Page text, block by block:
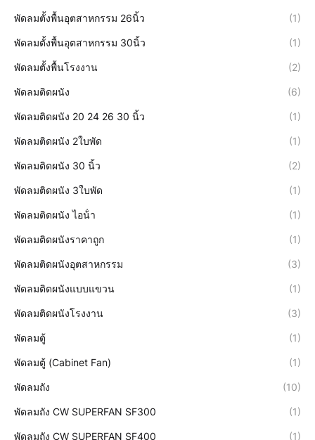
พัดลมตั้งพื้นอุตสาหกรรม 26นิ้ว (1)
พัดลมตั้งพื้นอุตสาหกรรม 30นิ้ว (1)
พัดลมตั้งพื้นโรงงาน (2)
พัดลมติดผนัง (6)
พัดลมติดผนัง 20 24 26 30 นิ้ว (1)
พัดลมติดผนัง 2ใบพัด (1)
พัดลมติดผนัง 30 นิ้ว (2)
พัดลมติดผนัง 3ใบพัด (1)
พัดลมติดผนัง ไอน้ํา (1)
พัดลมติดผนังราคาถูก (1)
พัดลมติดผนังอุตสาหกรรม (3)
พัดลมติดผนังแบบแขวน (1)
พัดลมติดผนังโรงงาน (3)
พัดลมตู้ (1)
พัดลมตู้ (Cabinet Fan) (1)
พัดลมถัง (10)
พัดลมถัง CW SUPERFAN SF300 (1)
พัดลมถัง CW SUPERFAN SF400 (1)